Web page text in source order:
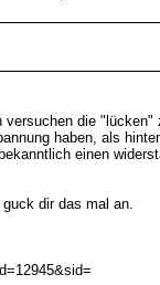
die
haben, als
einen
dir das mal an.